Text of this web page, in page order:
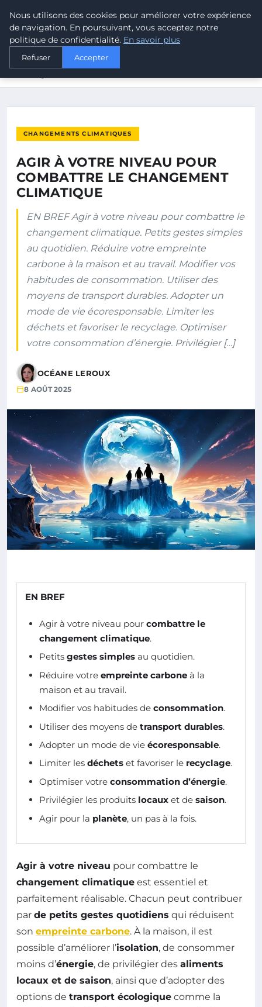
MALTA CLIMATE
ACCUEIL
AGIR À VOTRE NIVEAU POUR COMBATTRE LE CHANGEMENT
CHANGEMENTS CLIMATIQUES
AGIR À VOTRE NIVEAU POUR
COMBATTRE LE CHANGEMENT
CLIMATIQUE
EN BREF Agir à votre niveau pour combattre le
changement climatique. Petits gestes simples
au quotidien. Réduire votre empreinte
carbone à la maison et au travail. Modifier vos
habitudes de consommation. Utiliser des
moyens de transport durables. Adopter un
mode de vie écoresponsable. Limiter les
déchets et favoriser le recyclage. Optimiser
votre consommation d’énergie. Privilégier […]
OCÉANE LEROUX
8 AOÛT 2025
EN BREF
Agir à votre niveau pour combattre le
changement climatique.
Petits gestes simples au quotidien.
Réduire votre empreinte carbone à la
maison et au travail.
Modifier vos habitudes de consommation.
Utiliser des moyens de transport durables.
Adopter un mode de vie écoresponsable.
Limiter les déchets et favoriser le recyclage.
Optimiser votre consommation d’énergie.
Privilégier les produits locaux et de saison.
Agir pour la planète, un pas à la fois.
Agir à votre niveau pour combattre le
changement climatique est essentiel et
parfaitement réalisable. Chacun peut contribuer
par de petits gestes quotidiens qui réduisent
son empreinte carbone. À la maison, il est
possible d’améliorer l’isolation, de consommer
moins d’énergie, de privilégier des aliments
locaux et de saison, ainsi que d’adopter des
options de transport écologique comme la
Nous utilisons des cookies pour améliorer votre expérience
de navigation. En poursuivant, vous acceptez notre
politique de confidentialité. En savoir plus
Refuser Accepter